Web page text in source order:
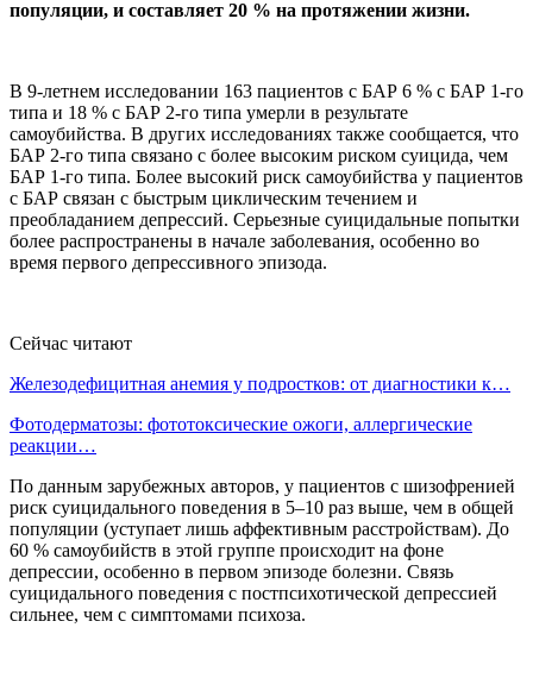
популяции, и составляет 20 % на протяжении жизни.
В 9-летнем исследовании 163 пациентов с БАР 6 % с БАР 1-го
типа и 18 % с БАР 2-го типа умерли в результате
самоубийства. В других исследованиях также сообщается, что
БАР 2-го типа связано с более высоким риском суицида, чем
БАР 1-го типа. Более высокий риск самоубийства у пациентов
с БАР связан с быстрым циклическим течением и
преобладанием депрессий. Серьезные суицидальные попытки
более распространены в начале заболевания, особенно во
время первого депрессивного эпизода.
Сейчас читают
Железодефицитная анемия у подростков: от диагностики к…
Фотодерматозы: фототоксические ожоги, аллергические
реакции…
По данным зарубежных авторов, у пациентов с шизофренией
риск суицидального поведения в 5–10 раз выше, чем в общей
популяции (уступает лишь аффективным расстройствам). До
60 % самоубийств в этой группе происходит на фоне
депрессии, особенно в первом эпизоде болезни. Связь
суицидального поведения с постпсихотической депрессией
сильнее, чем с симптомами психоза.